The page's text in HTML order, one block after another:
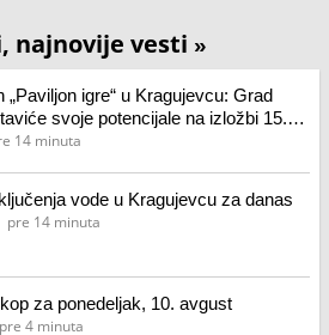
najnovije vesti »
„Paviljon igre“ u Kragujevcu: Grad
svoje potencijale na izložbi 15.
godine
14 minuta
vode u Kragujevcu za danas
pre 14 minuta
za ponedeljak, 10. avgust
pre 4 minuta